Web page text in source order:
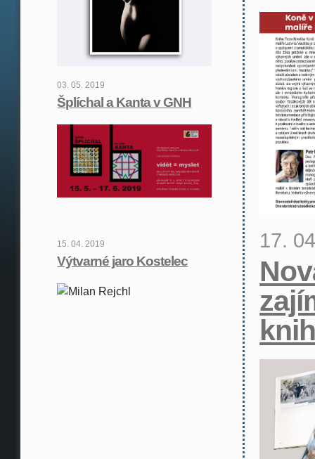
03. 05. 2019
Šplíchal a Kanta v GNH
15. 04. 2019
Výtvarné jaro Kostelec
17.